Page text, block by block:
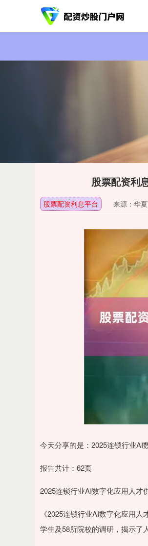
股票配资利
股票配资利息平台 来源：华
今天分享的是：2025连锁行业AI
报告共计：62页
2025连锁行业AI数字化应用人才
《2025连锁行业AI数字化应用
学生及58所院校的调研，揭示了